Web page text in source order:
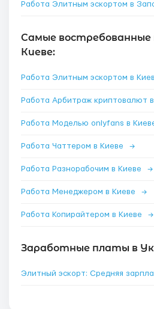
Работа Элитным эскортом в
Самые востребованные
Киеве:
Работа Элитным эскортом в
Работа Арбитраж криптовалют
Работа Моделью onlyfans в
Работа Чаттером в Киеве →
Работа Разнорабочим в Киеве →
Работа Менеджером в Киеве →
Работа Копирайтером в Киеве →
Заработные платы в
Элитный эскорт: Средняя